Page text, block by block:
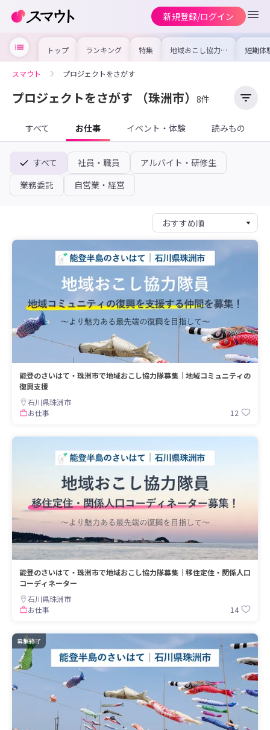
新規登録/ログイン
トップ ランキング 特集 地域おこし協力隊
の求人やイベント
を集めました！仕
けよう
短期体
り〜数
域を知
スマウト プロジェクトをさがす
プロジェクトをさがす （珠洲市） 8件
すべて お仕事 イベント・体験 読みもの
すべて 社員・職員
アルバイト・研修生
業務委託
自営業・経営
能登のさいはて・珠洲市で地域おこし協力隊募集｜地域コミュニティの
復興支援
石川県珠洲市
お仕事
12
能登のさいはて・珠洲市で地域おこし協力隊募集｜移住定住・関係人口
コーディネーター
石川県珠洲市
お仕事
14
募集終了